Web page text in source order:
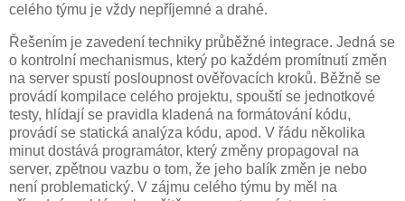
celého týmu je vždy nepříjemné a drahé.
Řešením je zavedení techniky průběžné integrace. Jedná se
o kontrolní mechanismus, který po každém promítnutí změn
na server spustí posloupnost ověřovacích kroků. Běžně se
provádí kompilace celého projektu, spouští se jednotkové
testy, hlídají se pravidla kladená na formátování kódu,
provádí se statická analýza kódu, apod. V řádu několika
minut dostává programátor, který změny propagoval na
server, zpětnou vazbu o tom, že jeho balík změn je nebo
není problematický. V zájmu celého týmu by měl na